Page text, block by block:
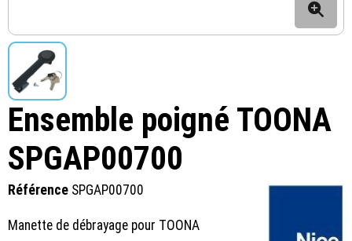
Ensemble poigné TOONA
SPGAP00700
Référence SPGAP00700
Manette de débrayage pour TOONA